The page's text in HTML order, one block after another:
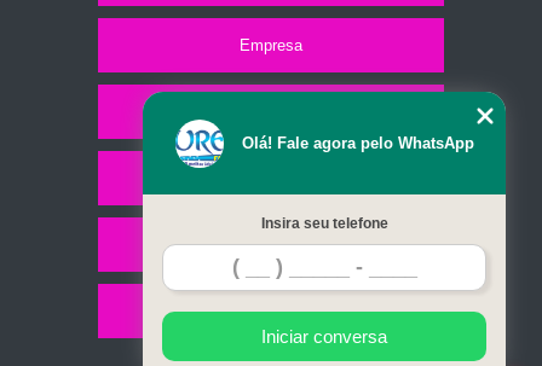
Empresa
Contato
Mapa do site
Olá! Fale agora pelo WhatsApp
Insira seu telefone
Iniciar conversa